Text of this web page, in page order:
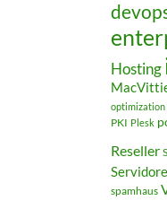
Hosting
optimization
PKI Plesk
Reseller
spamhaus